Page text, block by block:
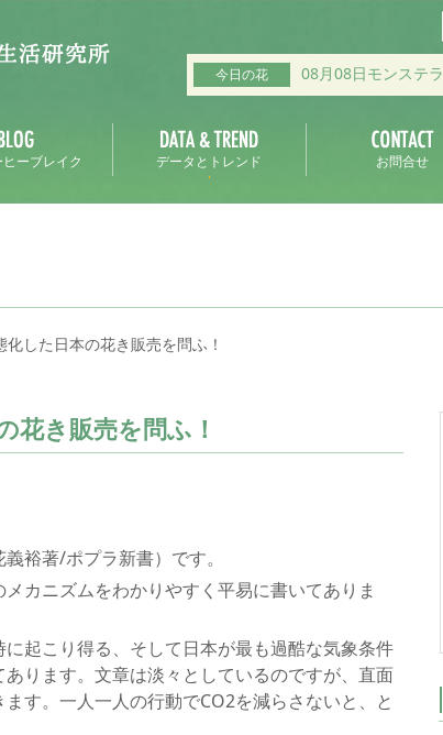
今日の花 08月08日モンステラ
ーブレイク データとトレンド お問合せ
化した日本の花き販売を問ふ！
花き販売を問ふ！
裕著/ポプラ新書）です。
カニズムをわかりやすく平易に書いてありま
起こり得る、そして日本が最も過酷な気象条件
ります。文章は淡々としているのですが、直面
す。一人一人の行動でCO2を減らさないと、と